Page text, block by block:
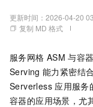
更新时间： 2026-04-20
复制 MD 格式
服务网格 ASM 与容
Serving 能力紧密结
Serverless 应用服务
容器的应用场景，尤